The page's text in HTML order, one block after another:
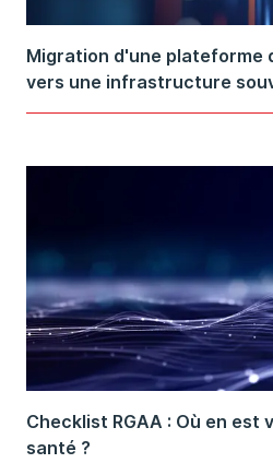
Migration d'une plateforme
vers une infrastructure
Checklist RGAA : Où en
santé ?